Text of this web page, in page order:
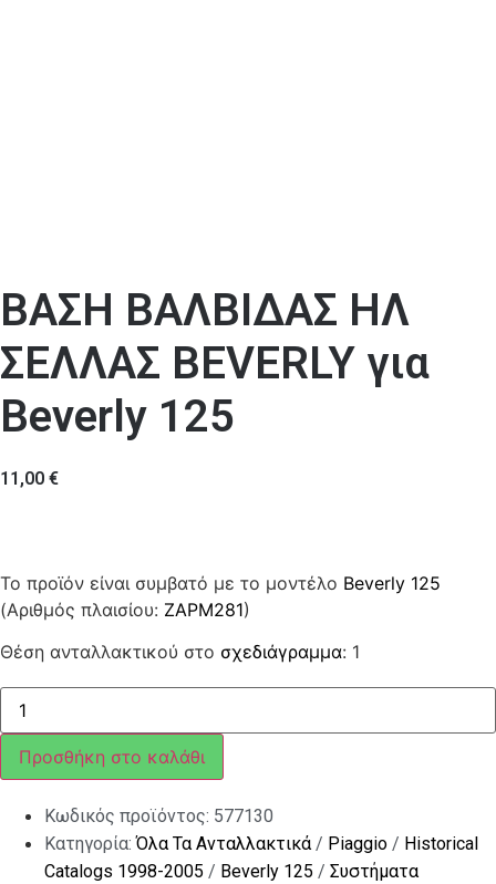
ΒΑΣΗ ΒΑΛΒΙΔΑΣ ΗΛ
ΣΕΛΛΑΣ BEVERLY για
Beverly 125
11,00 €
Το προϊόν είναι συμβατό με το μοντέλο Beverly 125
(Αριθμός πλαισίου: ZAPM281)
Θέση ανταλλακτικού στο σχεδιάγραμμα: 1
ΒΑΣΗ
ΒΑΛΒΙΔΑΣ
ΗΛ
ΣΕΛΛΑΣ
BEVERLY
ποσότητα
Προσθήκη στο καλάθι
Κωδικός προϊόντος: 577130
Κατηγορία:Όλα Τα Ανταλλακτικά/ Piaggio / Historical
Catalogs 1998-2005 / Beverly 125 / Συστήματα